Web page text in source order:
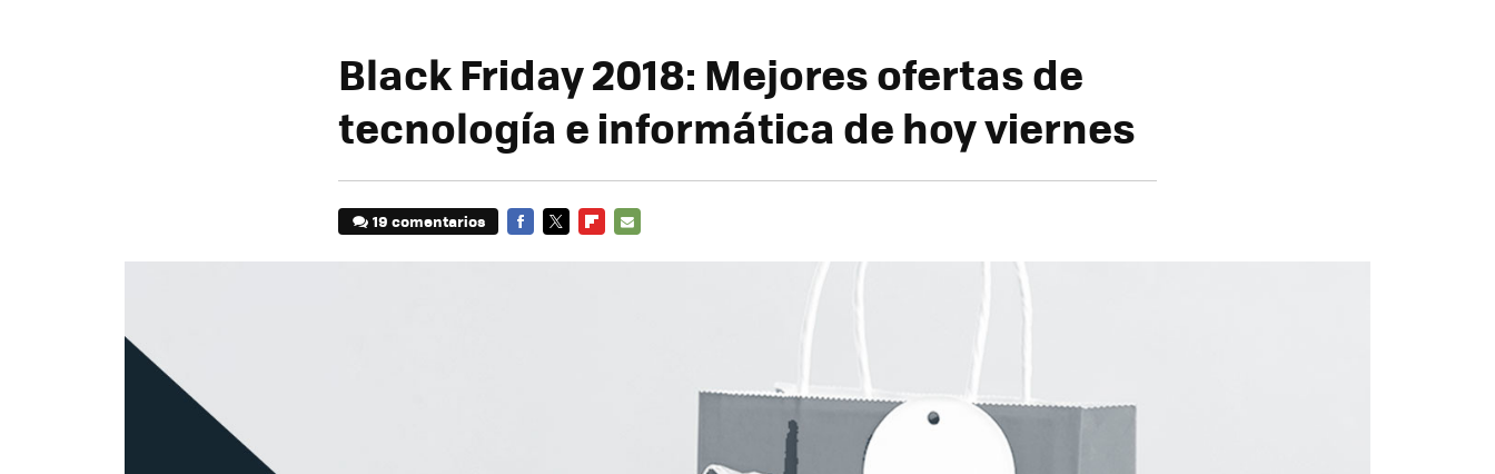
Black Friday 2018: Mejores ofertas de
tecnología e informática de hoy viernes
19 comentarios